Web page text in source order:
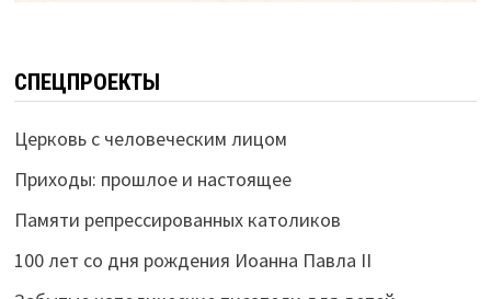
СПЕЦПРОЕКТЫ
Церковь с человеческим лицом
Приходы: прошлое и настоящее
Памяти репрессированных католиков
100 лет со дня рождения Иоанна Павла II